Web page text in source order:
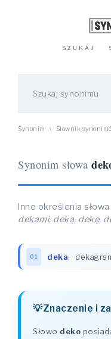
SZUKAJ
Synonim \ Słownik
Synonim słowa
Inne określenia słowa
dekami, deką, dekę,
01 deka
Znaczenie i
Słowo deko